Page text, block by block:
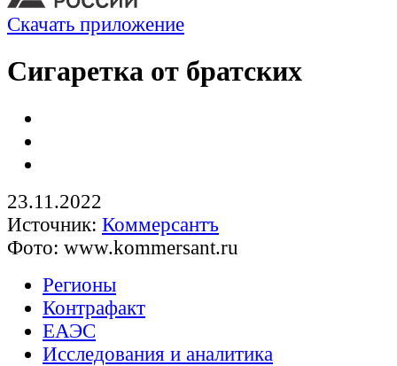
Скачать приложение
Сигаретка от братских
23.11.2022
Источник: Коммерсантъ
Фото: www.kommersant.ru
Регионы
Контрафакт
ЕАЭС
Исследования и аналитика